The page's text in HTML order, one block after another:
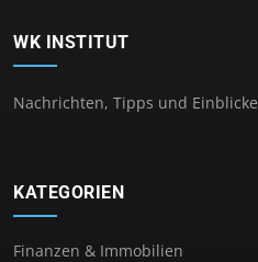
WK INSTITUT
Nachrichten, Tipps und Einblicke
KATEGORIEN
Finanzen & Immobilien